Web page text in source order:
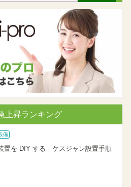
上昇ランキング
備
置を DIY する｜ケスジャン設置手順